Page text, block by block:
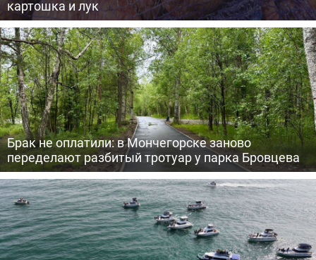
картошка и лук
Брак не оплатили: в Мончегорске заново
переделают разбитый тротуар у парка Бровцева